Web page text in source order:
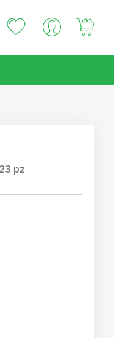
23 pz